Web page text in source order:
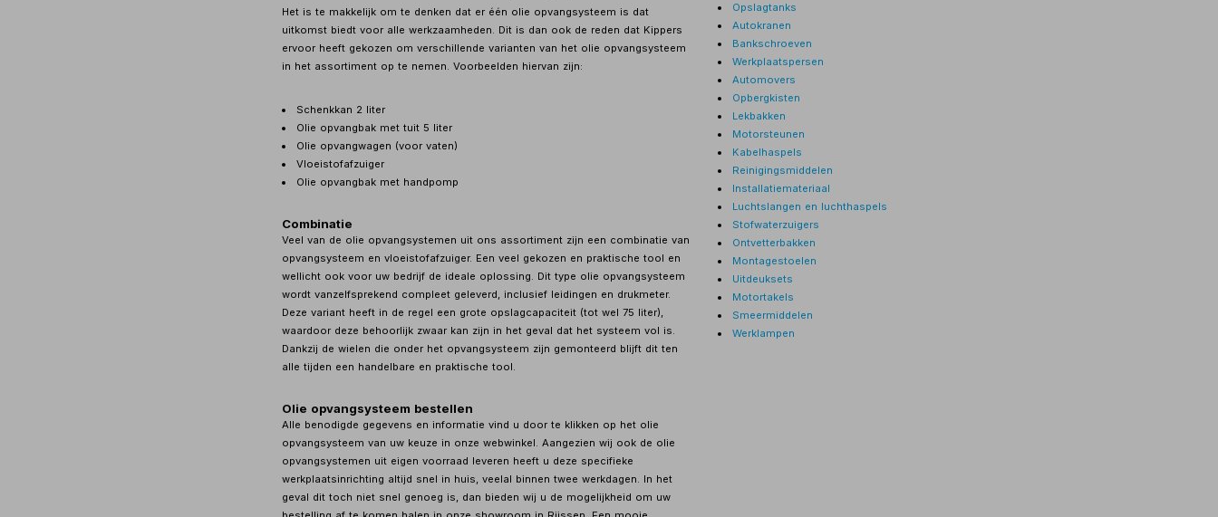
Het is te makkelijk om te denken dat er één olie opvangsysteem is dat
uitkomst biedt voor alle werkzaamheden. Dit is dan ook de reden dat Kippers
ervoor heeft gekozen om verschillende varianten van het olie opvangsysteem
in het assortiment op te nemen. Voorbeelden hiervan zijn:
Schenkkan 2 liter
Olie opvangbak met tuit 5 liter
Olie opvangwagen (voor vaten)
Vloeistofafzuiger
Olie opvangbak met handpomp
Combinatie
Veel van de olie opvangsystemen uit ons assortiment zijn een combinatie van
opvangsysteem en vloeistofafzuiger. Een veel gekozen en praktische tool en
wellicht ook voor uw bedrijf de ideale oplossing. Dit type olie opvangsysteem
wordt vanzelfsprekend compleet geleverd, inclusief leidingen en drukmeter.
Deze variant heeft in de regel een grote opslagcapaciteit (tot wel 75 liter),
waardoor deze behoorlijk zwaar kan zijn in het geval dat het systeem vol is.
Dankzij de wielen die onder het opvangsysteem zijn gemonteerd blijft dit ten
alle tijden een handelbare en praktische tool.
Olie opvangsysteem bestellen
Alle benodigde gegevens en informatie vind u door te klikken op het olie
opvangsysteem van uw keuze in onze webwinkel. Aangezien wij ook de olie
opvangsystemen uit eigen voorraad leveren heeft u deze specifieke
werkplaatsinrichting altijd snel in huis, veelal binnen twee werkdagen. In het
geval dit toch niet snel genoeg is, dan bieden wij u de mogelijkheid om uw
Opslagtanks
Autokranen
Bankschroeven
Werkplaatspersen
Automovers
Opbergkisten
Lekbakken
Motorsteunen
Kabelhaspels
Reinigingsmiddelen
Installatiemateriaal
Luchtslangen en luchthaspels
Stofwaterzuigers
Ontvetterbakken
Montagestoelen
Uitdeuksets
Motortakels
Smeermiddelen
Werklampen